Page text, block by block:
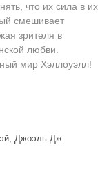
что их сила в их
смешивает
зрителя в
любви.
мир Хэллоуэлл!
Джоэль Дж.